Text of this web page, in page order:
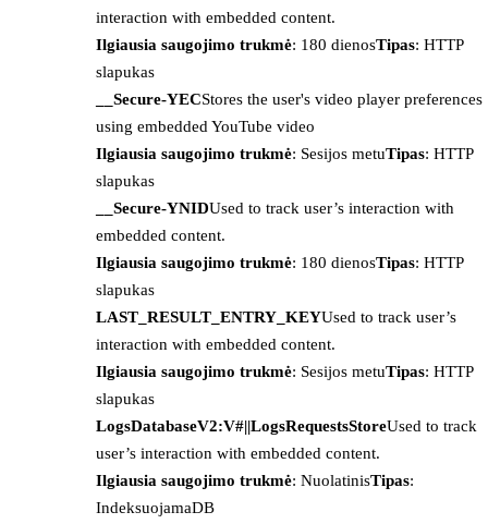
interaction with embedded content.
Ilgiausia saugojimo trukmė: 180 dienosTipas: HTTP
slapukas
__Secure-YECStores the user's video player preferences
using embedded YouTube video
Ilgiausia saugojimo trukmė: Sesijos metuTipas: HTTP
slapukas
__Secure-YNIDUsed to track user’s interaction with
embedded content.
Ilgiausia saugojimo trukmė: 180 dienosTipas: HTTP
slapukas
LAST_RESULT_ENTRY_KEYUsed to track user’s
interaction with embedded content.
Ilgiausia saugojimo trukmė: Sesijos metuTipas: HTTP
slapukas
LogsDatabaseV2:V#||LogsRequestsStoreUsed to track
user’s interaction with embedded content.
Ilgiausia saugojimo trukmė: NuolatinisTipas:
IndeksuojamaDB